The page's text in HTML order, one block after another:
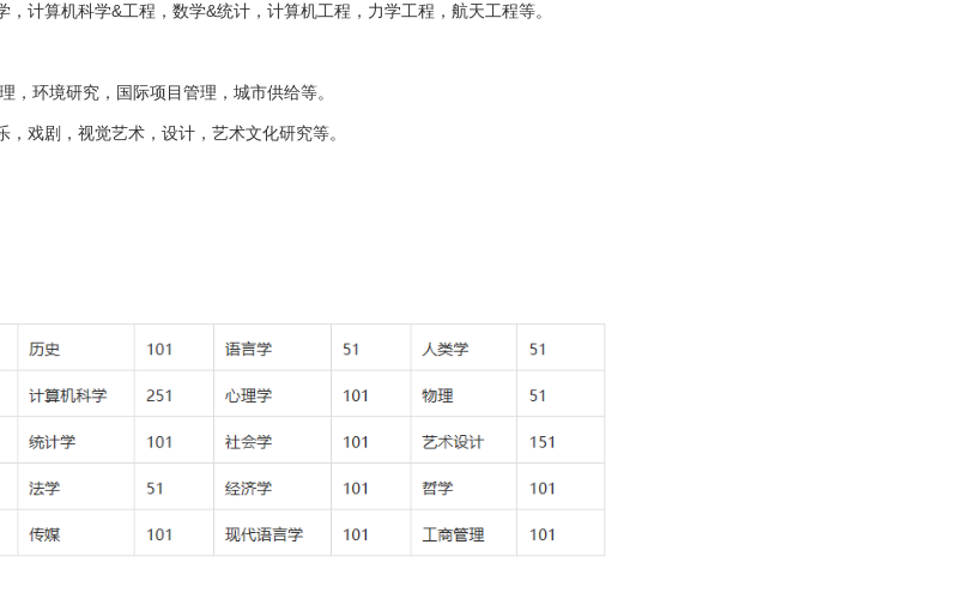
，计算机科学&工程，数学&统计，计算机工程，力学工程，航天工程等。
，环境研究，国际项目管理，城市供给等。
，戏剧，视觉艺术，设计，艺术文化研究等。